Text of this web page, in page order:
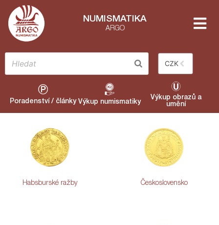
NUMISMATIKA
ARGO
CZK
Poradenství / články Výkup numismatiky
Výkup obrazů a
umění
Habsburské ražby Československo